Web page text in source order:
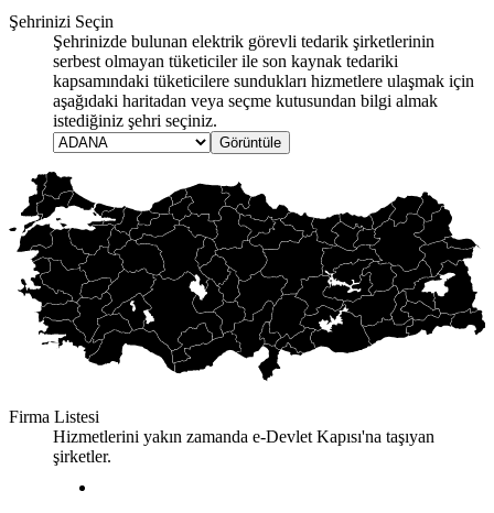
Şehrinizi Seçin
Şehrinizde bulunan elektrik görevli tedarik şirketlerinin
serbest olmayan tüketiciler ile son kaynak tedariki
kapsamındaki tüketicilere sundukları hizmetlere ulaşmak için
aşağıdaki haritadan veya seçme kutusundan bilgi almak
istediğiniz şehri seçiniz.
Görüntüle
Firma Listesi
Hizmetlerini yakın zamanda e-Devlet Kapısı'na taşıyan
şirketler.